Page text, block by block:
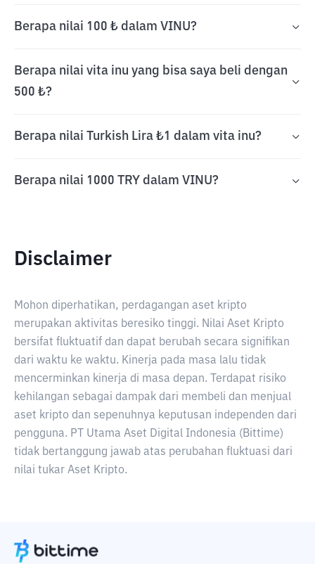
Berapa nilai 100 ₺ dalam VINU?
Berapa nilai vita inu yang bisa saya beli dengan
500 ₺?
Berapa nilai Turkish Lira ₺1 dalam vita inu?
Berapa nilai 1000 TRY dalam VINU?
Disclaimer
Mohon diperhatikan, perdagangan aset kripto
merupakan aktivitas beresiko tinggi. Nilai Aset Kripto
bersifat fluktuatif dan dapat berubah secara signifikan
dari waktu ke waktu. Kinerja pada masa lalu tidak
mencerminkan kinerja di masa depan. Terdapat risiko
kehilangan sebagai dampak dari membeli dan menjual
aset kripto dan sepenuhnya keputusan independen dari
pengguna. PT Utama Aset Digital Indonesia (Bittime)
tidak bertanggung jawab atas perubahan fluktuasi dari
nilai tukar Aset Kripto.